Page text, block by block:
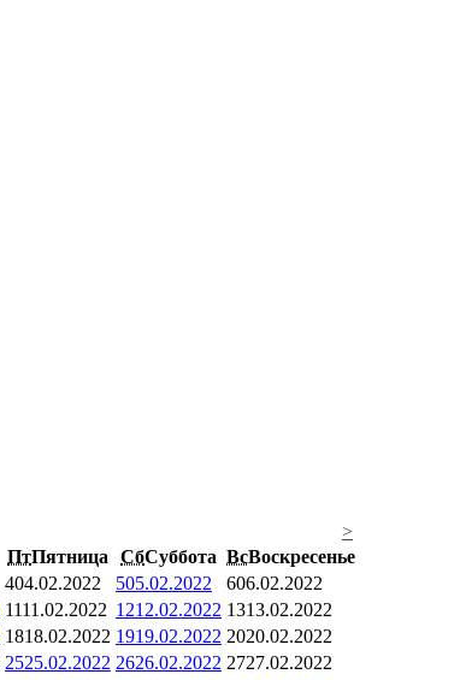
>
ПтПятница СбСуббота ВсВоскресенье
404.02.2022 505.02.2022 606.02.2022
1111.02.2022 1212.02.2022 1313.02.2022
1818.02.2022 1919.02.2022 2020.02.2022
2525.02.2022 2626.02.2022 2727.02.2022